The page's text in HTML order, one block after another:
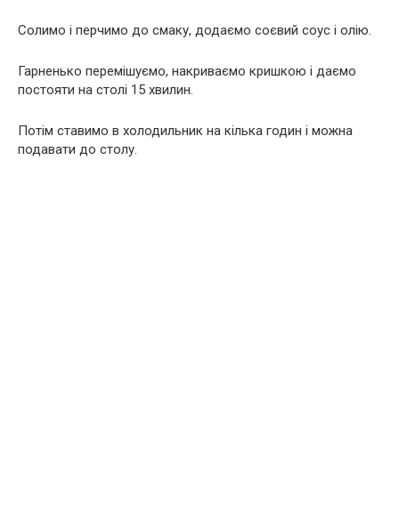
Солимо і перчимо до смаку, додаємо соєвий соус і олію.
Гарненько перемішуємо, накриваємо кришкою і даємо
постояти на столі 15 хвилин.
Потім ставимо в холодильник на кілька годин і можна
подавати до столу.